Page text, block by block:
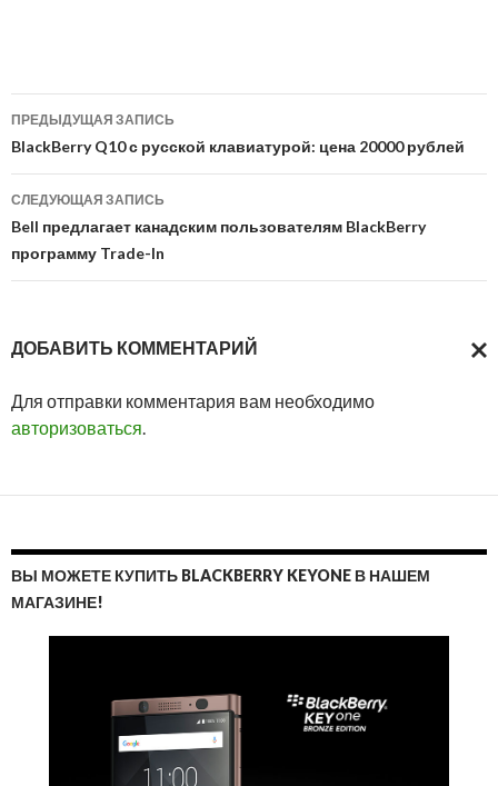
Навигация
по
записям
ПРЕДЫДУЩАЯ ЗАПИСЬ
BlackBerry Q10 с русской клавиатурой: цена 20000 рублей
СЛЕДУЮЩАЯ ЗАПИСЬ
Bell предлагает канадским пользователям BlackBerry
программу Trade-In
ДОБАВИТЬ КОММЕНТАРИЙ
Для отправки комментария вам необходимо
авторизоваться.
ВЫ МОЖЕТЕ КУПИТЬ BLACKBERRY KEYONE В НАШЕМ
МАГАЗИНЕ!